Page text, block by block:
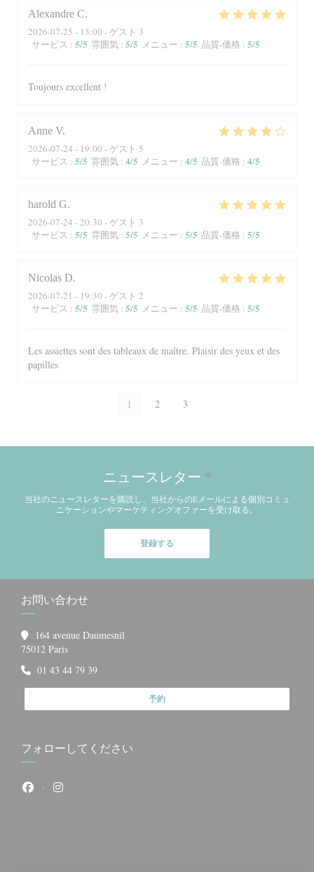
Alexandre C
2026-07-25 - 13:00 - ゲスト 3
サービス : 5/5 雰囲気 : 5/5 メニュー : 5/5 品質-価格 : 5/5
Toujours excellent !
Anne V
2026-07-24 - 19:00 - ゲスト 5
サービス : 5/5 雰囲気 : 4/5 メニュー : 4/5 品質-価格 : 4/5
harold G
2026-07-24 - 20:30 - ゲスト 3
サービス : 5/5 雰囲気 : 5/5 メニュー : 5/5 品質-価格 : 5/5
Nicolas D
2026-07-21 - 19:30 - ゲスト 2
サービス : 5/5 雰囲気 : 5/5 メニュー : 5/5 品質-価格 : 5/5
Les assiettes sont des tableaux de maître. Plaisir des yeux et des
papilles
1 2 3
ニュースレター *
当社のニュースレターを購読し、当社からのEメールによる個別コミュ
ニケーションやマーケティングオファーを受け取る。
登録する
お問い合わせ
164 avenue Daumesnil
75012 Paris((新しいウィンドウで開きます))
01 43 44 79 39
予約
フォローしてください
Facebook ((新しいウィンドウで開きます))
Instagram ((新しいウィンドウで開きます))